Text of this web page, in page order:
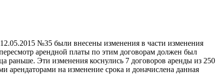
№35 были внесены изменения в части изменения
арендной платы по этим договорам должен был
раньше. Эти изменения коснулись 7 договоров аренды из 250
арендаторами на изменение срока и доначислена данная